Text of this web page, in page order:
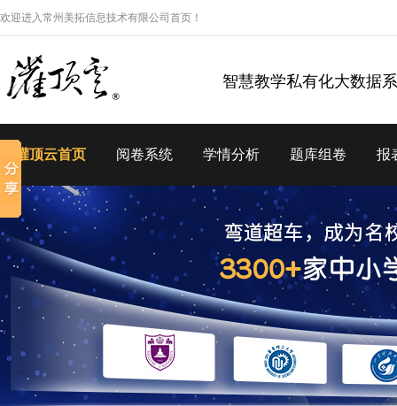
欢迎进入常州美拓信息技术有限公司首页！
智慧教学私有化大数据
灌顶云首页 阅卷系统 学情分析 题库组卷 报